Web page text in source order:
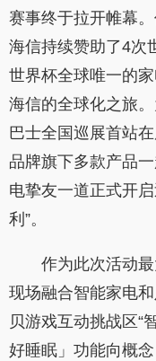
赛事终于拉开帷幕
海信持续赞助了4次
世界杯全球唯一的
海信的全球化之旅
巴士全国巡展首站
品牌旗下多款产品
电挚友一道正式开
利”。
作为此次活动
现场融合智能家电
贝游戏互动挑战区“
好睡眠」功能向概